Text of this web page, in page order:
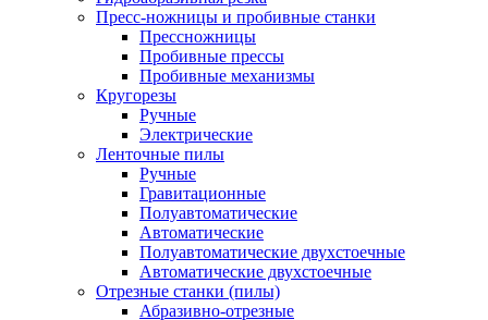
Пресс-ножницы и пробивные станки
Прессножницы
Пробивные прессы
Пробивные механизмы
Кругорезы
Ручные
Электрические
Ленточные пилы
Ручные
Гравитационные
Полуавтоматические
Автоматические
Полуавтоматические двухстоечные
Автоматические двухстоечные
Отрезные станки (пилы)
Абразивно-отрезные